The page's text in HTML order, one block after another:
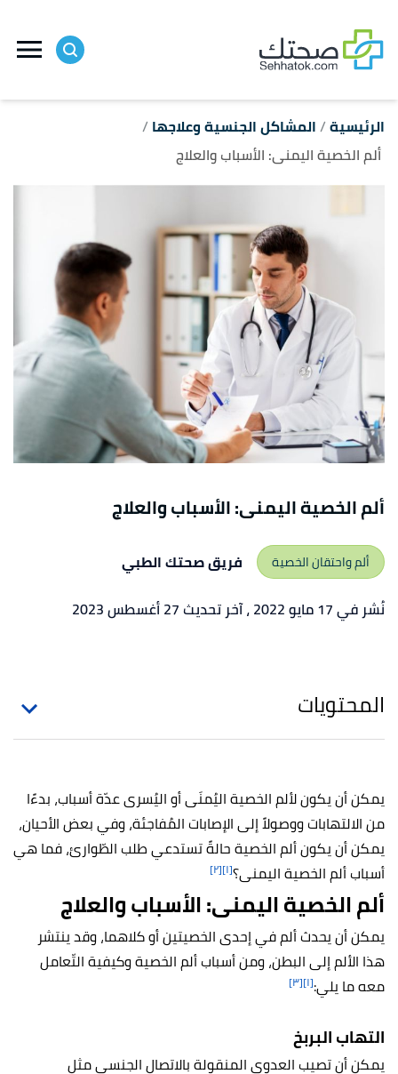
الرئيسية المشاكل الجنسية وعلاجها
ألم الخصية اليمنى: الأسباب والعلاج
ألم الخصية اليمنى: الأسباب والعلاج
ألم واحتقان الخصية
فريق صحتك الطبي
نُشر في 17 مايو 2022
، آخر تحديث 27 أغسطس 2023
المحتويات
يمكن أن يكون لألم الخصية اليُمنَى أو اليُسرى عدّة أسباب، بدءًا
من الالتهابات ووصولاً إلى الإصابات المُفاجئة، وفي بعض الأحيان،
يمكن أن يكون ألم الخصية حالةً تستدعي طلب الطّوارئ، فما هي
أسباب ألم الخصية اليمنى؟[١] [٢]
ألم الخصية اليمنى: الأسباب والعلاج
يمكن أن يحدث ألم في إحدى الخصيتين أو كلاهما، وقد ينتشر
هذا الألم إلى البطن، ومن أسباب ألم الخصية وكيفية التّعامل
معه ما يلي:[١] [٣]
التهاب البربخ
يمكن أن تصيب العدوى المنقولة بالاتصال الجنسي مثل